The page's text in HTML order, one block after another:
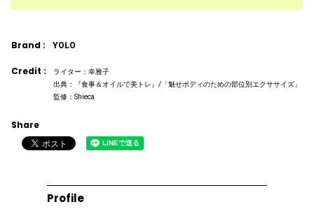
Brand : YOLO
Credit :
ライター：幸雅子
出典：『食事＆オイルで美トレ』/「魅せボディのための部位別エクササイズ」
監修：Shieca
Share
Profile